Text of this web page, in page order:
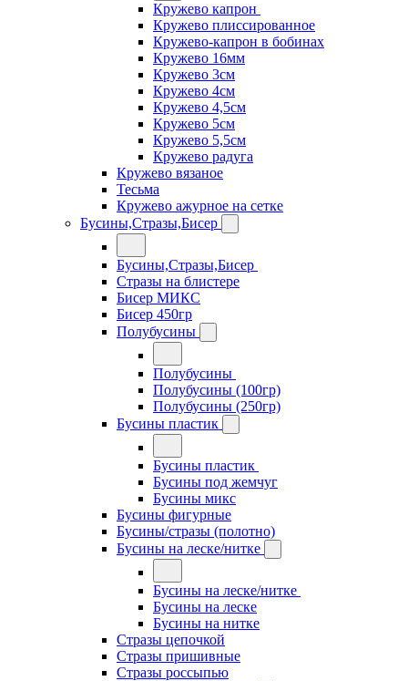
Кружево капрон
Кружево плиссированное
Кружево-капрон в бобинах
Кружево 16мм
Кружево 3см
Кружево 4см
Кружево 4,5см
Кружево 5см
Кружево 5,5см
Кружево радуга
Кружево вязаное
Тесьма
Кружево ажурное на сетке
Бусины,Стразы,Бисер
Бусины,Стразы,Бисер
Стразы на блистере
Бисер МИКС
Бисер 450гр
Полубусины
Полубусины
Полубусины (100гр)
Полубусины (250гр)
Бусины пластик
Бусины пластик
Бусины под жемчуг
Бусины микс
Бусины фигурные
Бусины/стразы (полотно)
Бусины на леске/нитке
Бусины на леске/нитке
Бусины на леске
Бусины на нитке
Стразы цепочкой
Стразы пришивные
Стразы россыпью